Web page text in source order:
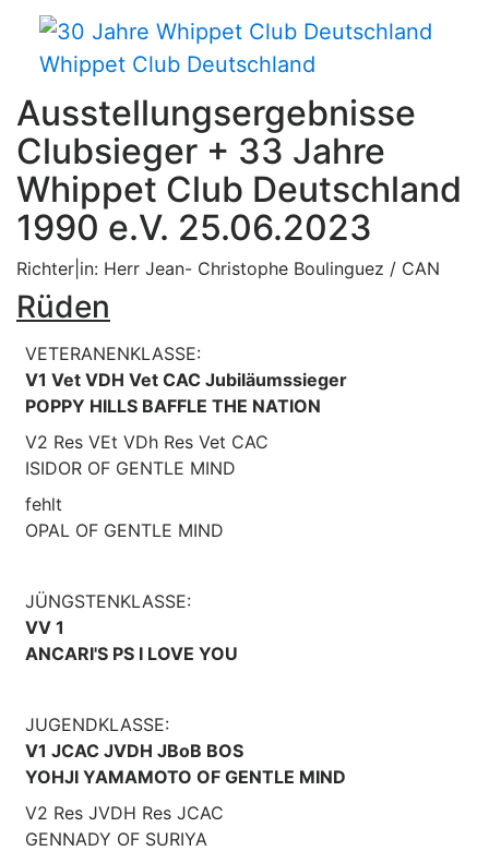
Whippet Club Deutschland
Ausstellungsergebnisse
Clubsieger + 33 Jahre
Whippet Club Deutschland
1990 e.V. 25.06.2023
Richter|in: Herr Jean- Christophe Boulinguez / CAN
Rüden
VETERANENKLASSE:
V1 Vet VDH Vet CAC Jubiläumssieger
POPPY HILLS BAFFLE THE NATION
V2 Res VEt VDh Res Vet CAC
ISIDOR OF GENTLE MIND
fehlt
OPAL OF GENTLE MIND
JÜNGSTENKLASSE:
VV 1
ANCARI'S PS I LOVE YOU
JUGENDKLASSE:
V1 JCAC JVDH JBoB BOS
YOHJI YAMAMOTO OF GENTLE MIND
V2 Res JVDH Res JCAC
GENNADY OF SURIYA